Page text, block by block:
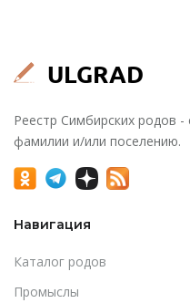
Реестр Симбирских родов -
фамилии и/или поселению.
Навигация
Каталог родов
Промыслы